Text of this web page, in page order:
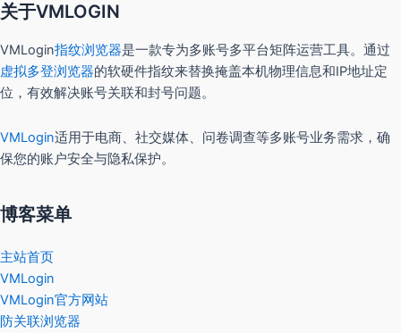
关于VMLOGIN
VMLogin指纹浏览器是一款专为多账号多平台矩阵运营工具。通过
虚拟多登浏览器的软硬件指纹来替换掩盖本机物理信息和IP地址定
位，有效解决账号关联和封号问题。
VMLogin适用于电商、社交媒体、问卷调查等多账号业务需求，确
保您的账户安全与隐私保护。
博客菜单
主站首页
VMLogin
VMLogin官方网站
防关联浏览器